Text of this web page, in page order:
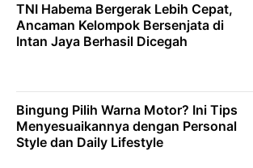
TNI Habema Bergerak Lebih Cepat,
Ancaman Kelompok Bersenjata di
Intan Jaya Berhasil Dicegah
Bingung Pilih Warna Motor? Ini Tips
Menyesuaikannya dengan Personal
Style dan Daily Lifestyle